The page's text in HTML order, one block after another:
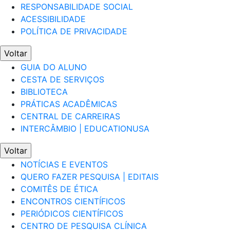
RESPONSABILIDADE SOCIAL
ACESSIBILIDADE
POLÍTICA DE PRIVACIDADE
Voltar
GUIA DO ALUNO
CESTA DE SERVIÇOS
BIBLIOTECA
PRÁTICAS ACADÊMICAS
CENTRAL DE CARREIRAS
INTERCÂMBIO | EDUCATIONUSA
Voltar
NOTÍCIAS E EVENTOS
QUERO FAZER PESQUISA | EDITAIS
COMITÊS DE ÉTICA
ENCONTROS CIENTÍFICOS
PERIÓDICOS CIENTÍFICOS
CENTRO DE PESQUISA CLÍNICA